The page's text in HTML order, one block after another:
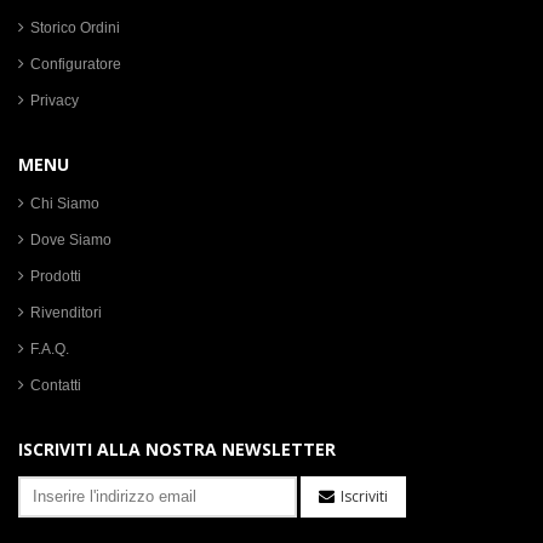
Storico Ordini
Configuratore
Privacy
MENU
Chi Siamo
Dove Siamo
Prodotti
Rivenditori
F.A.Q.
Contatti
ISCRIVITI ALLA NOSTRA NEWSLETTER
Iscriviti